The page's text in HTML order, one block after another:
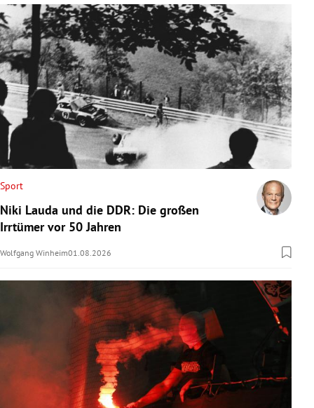
Sport
Niki Lauda und die DDR: Die großen
Irrtümer vor 50 Jahren
Wolfgang Winheim01.08.2026